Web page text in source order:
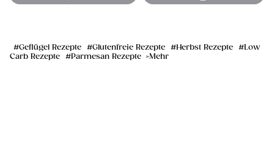
Geflügel Rezepte Glutenfreie Rezepte Herbst Rezepte
Low
Carb Rezepte
Parmesan Rezepte Mehr